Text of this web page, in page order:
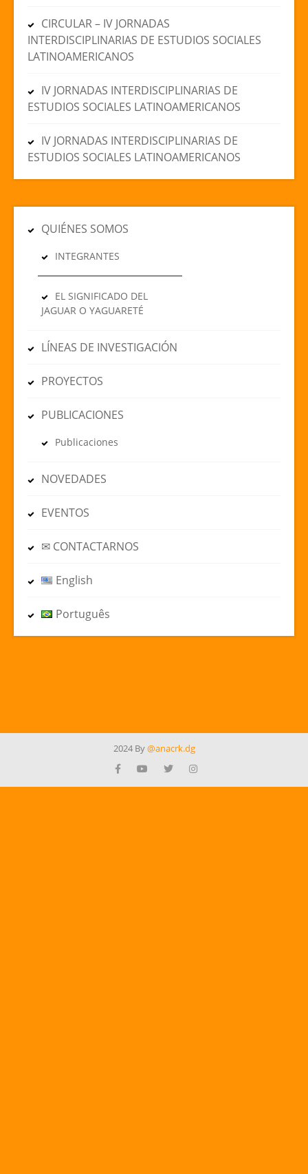
CIRCULAR – IV JORNADAS
INTERDISCIPLINARIAS DE ESTUDIOS SOCIALES
LATINOAMERICANOS
IV JORNADAS INTERDISCIPLINARIAS DE
ESTUDIOS SOCIALES LATINOAMERICANOS
IV JORNADAS INTERDISCIPLINARIAS DE
ESTUDIOS SOCIALES LATINOAMERICANOS
QUIÉNES SOMOS
INTEGRANTES
EL SIGNIFICADO DEL
JAGUAR O YAGUARETÉ
LÍNEAS DE INVESTIGACIÓN
PROYECTOS
PUBLICACIONES
Publicaciones
NOVEDADES
EVENTOS
✉ CONTACTARNOS
English
Português
2024 By@anacrk.dg